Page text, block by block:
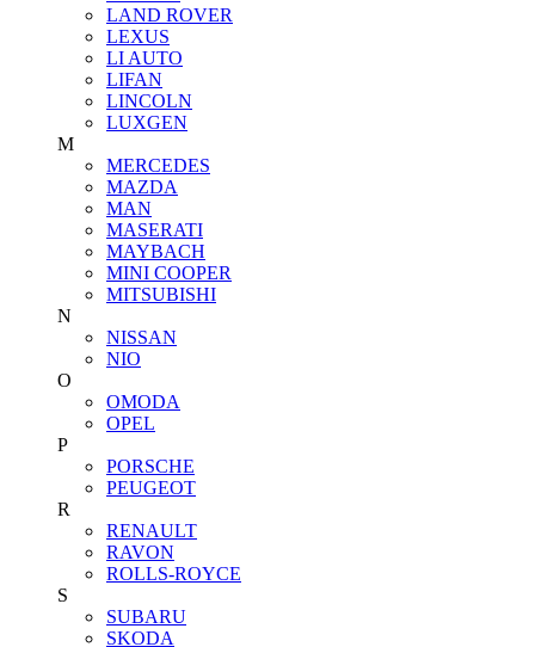
LAND ROVER
LEXUS
LI AUTO
LIFAN
LINCOLN
LUXGEN
M
MERCEDES
MAZDA
MAN
MASERATI
MAYBACH
MINI COOPER
MITSUBISHI
N
NISSAN
NIO
O
OMODA
OPEL
P
PORSCHE
PEUGEOT
R
RENAULT
RAVON
ROLLS-ROYCE
S
SUBARU
SKODA